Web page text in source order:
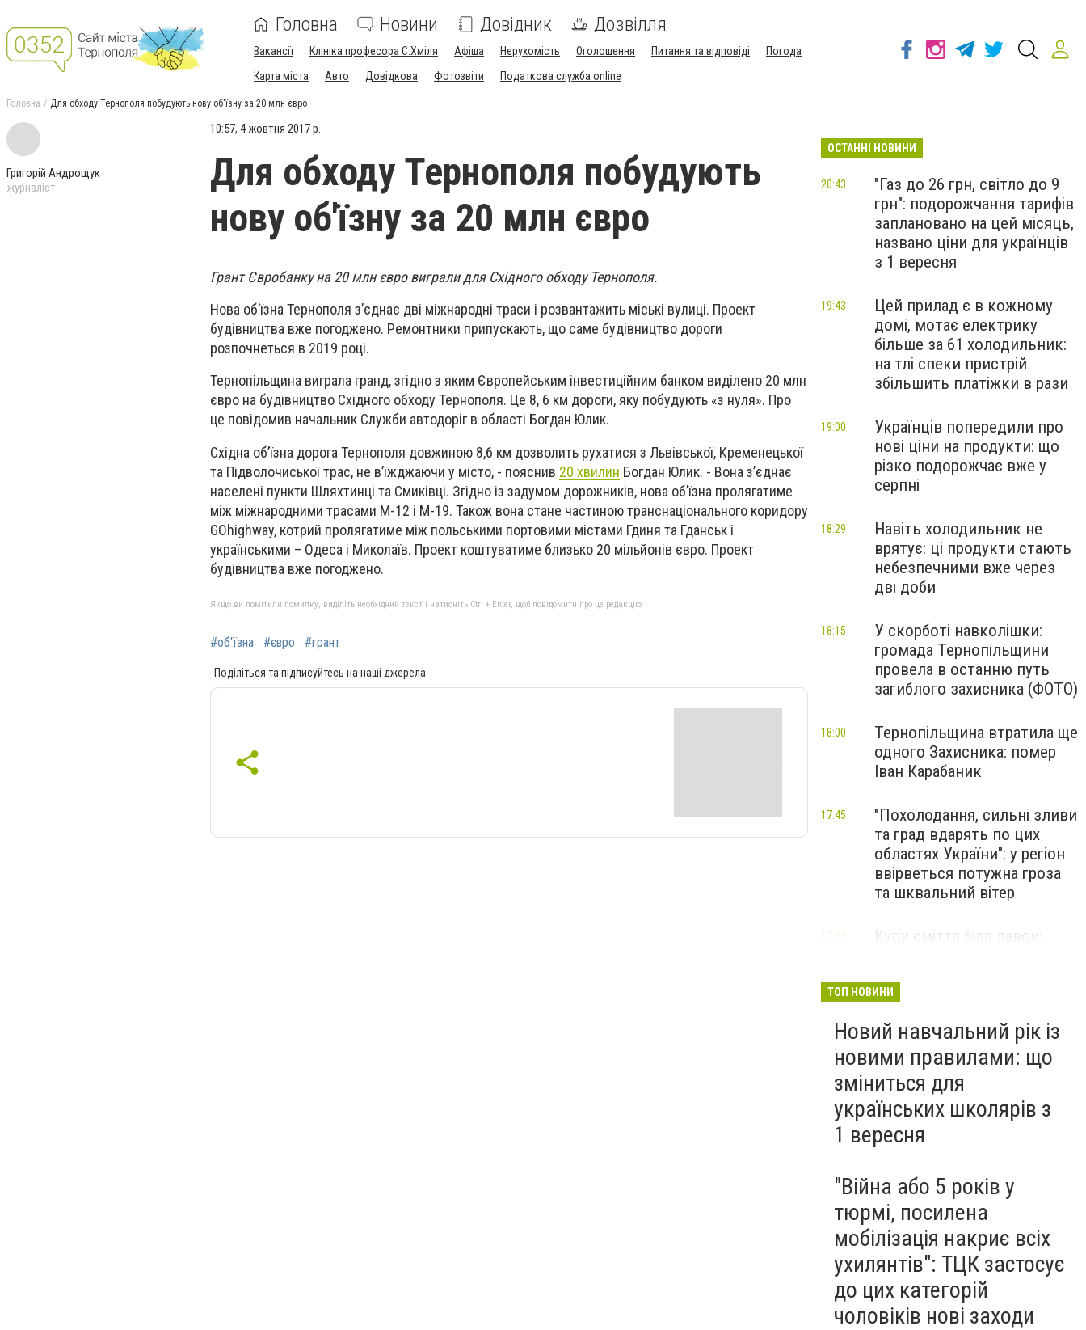
Головна Новини Довідник Дозвілля
Вакансії Клініка професора С.Хміля Афіша Нерухомість Оголошення Питання та відповіді
Погода
Карта міста
Авто Довідкова Фотозвіти Податкова служба online
Головна Для обходу Тернополя побудують нову об'їзну за 20 млн євро
Григорій Андрощук
журналіст
10:57, 4 жовтня 2017 р.
Для обходу Тернополя побудують
нову об'їзну за 20 млн євро
Грант Євробанку на 20 млн євро виграли для Східного обходу Тернополя.
Нова об’їзна Тернополя з’єднає дві міжнародні траси і розвантажить міські вулиці. Проект
будівництва вже погоджено. Ремонтники припускають, що саме будівництво дороги
розпочнеться в 2019 році.
Тернопільщина виграла гранд, згідно з яким Європейським інвестиційним банком виділено 20 млн
євро на будівництво Східного обходу Тернополя. Це 8, 6 км дороги, яку побудують «з нуля». Про
це повідомив начальник Служби автодоріг в області Богдан Юлик.
Східна об’їзна дорога Тернополя довжиною 8,6 км дозволить рухатися з Львівської, Кременецької
та Підволочиської трас, не в’їжджаючи у місто, - пояснив 20 хвилин Богдан Юлик. - Вона з’єднає
населені пункти Шляхтинці та Смиківці. Згідно із задумом дорожників, нова об’їзна пролягатиме
між міжнародними трасами М-12 і М-19. Також вона стане частиною транснаціонального коридору
GOhighway, котрий пролягатиме між польськими портовими містами Гдиня та Гданськ і
українськими – Одеса і Миколаїв. Проект коштуватиме близько 20 мільйонів євро. Проект
будівництва вже погоджено.
Якщо ви помітили помилку, виділіть необхідний текст і натисніть Ctrl + Enter, щоб повідомити про це редакцію
#об'їзна #євро #грант
Поділіться та підписуйтесь на наші джерела
ОСТАННІ НОВИНИ
"Газ до 26 грн, світло до 9
грн": подорожчання тарифів
заплановано на цей місяць,
названо ціни для українців
з 1 вересня
20:43
Цей прилад є в кожному
домі, мотає електрику
більше за 61 холодильник:
на тлі спеки пристрій
збільшить платіжки в рази
19:43
Українців попередили про
нові ціни на продукти: що
різко подорожчає вже у
серпні
19:00
Навіть холодильник не
врятує: ці продукти стають
небезпечними вже через
дві доби
18:29
У скорботі навколішки:
громада Тернопільщини
провела в останню путь
загиблого захисника (ФОТО)
18:15
Тернопільщина втратила ще
одного Захисника: помер
Іван Карабаник
18:00
"Похолодання, сильні зливи
та град вдарять по цих
областях України": у регіон
ввірветься потужна гроза
та шквальний вітер
17:45
Купи сміття біля лавок:
побаченого у парку (ВІДЕО)
17:30
ТОП НОВИНИ
Новий навчальний рік із
новими правилами: що
зміниться для
українських школярів з
1 вересня
"Війна або 5 років у
тюрмі, посилена
мобілізація накриє всіх
ухилянтів": ТЦК застосує
до цих категорій
чоловіків нові заходи